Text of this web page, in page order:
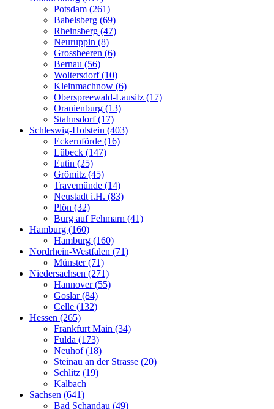
Potsdam (261)
Babelsberg (69)
Rheinsberg (47)
Neuruppin (8)
Grossbeeren (6)
Bernau (56)
Woltersdorf (10)
Kleinmachnow (6)
Oberspreewald-Lausitz (17)
Oranienburg (13)
Stahnsdorf (17)
Schleswig-Holstein (403)
Eckernförde (16)
Lübeck (147)
Eutin (25)
Grömitz (45)
Travemünde (14)
Neustadt i.H. (83)
Plön (32)
Burg auf Fehmarn (41)
Hamburg (160)
Hamburg (160)
Nordrhein-Westfalen (71)
Münster (71)
Niedersachsen (271)
Hannover (55)
Goslar (84)
Celle (132)
Hessen (265)
Frankfurt Main (34)
Fulda (173)
Neuhof (18)
Steinau an der Strasse (20)
Schlitz (19)
Kalbach
Sachsen (641)
Bad Schandau (49)